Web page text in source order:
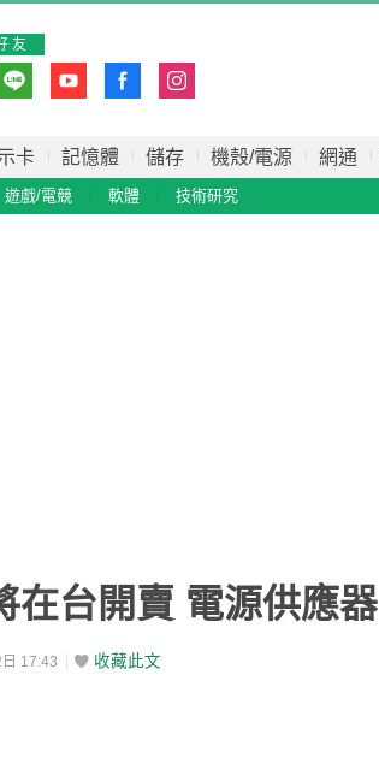
友
卡 記憶體 儲存 機殼/電源 網通
遊戲/電競 軟體 技術研究
在台開賣 電源供應器
17:43 收藏此文